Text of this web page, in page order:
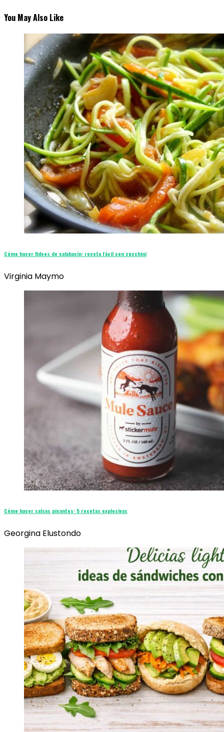
You May Also Like
Cómo hacer fideos de calabacín: receta fácil con zucchini
Virginia Maymo
Cómo hacer salsas picantes: 5 recetas explosivas
Georgina Elustondo